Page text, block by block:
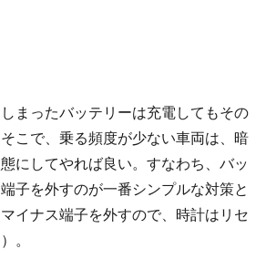
まったバッテリーは充電してもその
こで、乗る頻度が少ない車両は、暗
にしてやれば良い。すなわち、バッ
子を外すのが一番シンプルな対策と
イナス端子を外すので、時計はリセ
。